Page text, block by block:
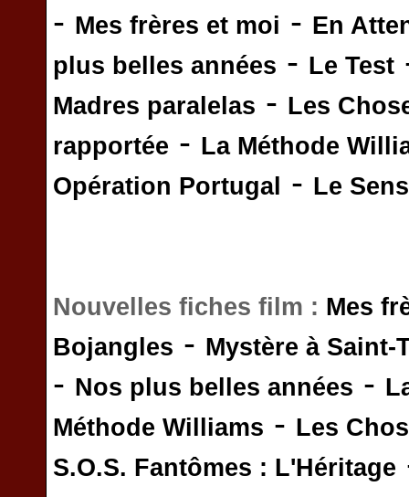
- Mes frères et moi - En
plus belles années - Le Test
Madres paralelas - Les
rapportée - La Méthode
Opération Portugal
- Le
Nouvelles fiches film : Mes
Bojangles - Mystère à Saint-
- Nos plus belles années -
Méthode Williams - Les
S.O.S. Fantômes : L'Héritage